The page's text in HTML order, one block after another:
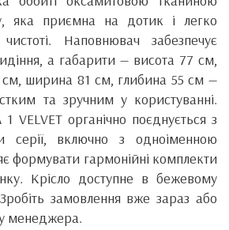
яка приємна на дотик і легко
Наповнювач забезпечує
а габарити — висота 77 см,
см, ширина 81 см, глибина 55 см —
та зручним у користуванні.
VELVET органічно поєднується з
серії, включно з одноіменною
формувати гармонійні комплекти
Крісло доступне в бежевому
замовлення вже зараз або
у менеджера.